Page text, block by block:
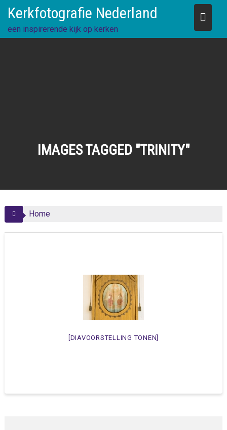
content
Kerkfotografie Nederland
een inspirerende kijk op kerken
IMAGES TAGGED "TRINITY"
Home
[DIAVOORSTELLING TONEN]